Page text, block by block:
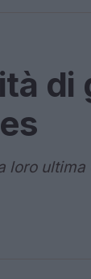
di
loro